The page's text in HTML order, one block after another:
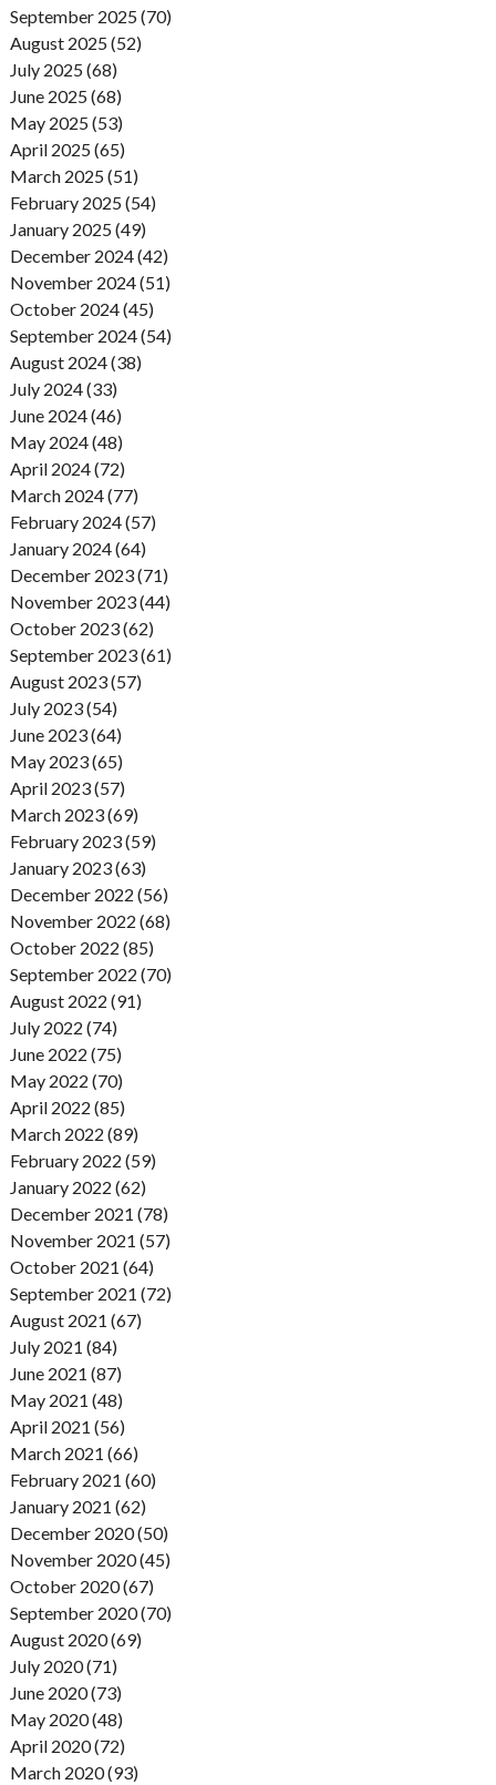
September 2025 (70)
August 2025 (52)
July 2025 (68)
June 2025 (68)
May 2025 (53)
April 2025 (65)
March 2025 (51)
February 2025 (54)
January 2025 (49)
December 2024 (42)
November 2024 (51)
October 2024 (45)
September 2024 (54)
August 2024 (38)
July 2024 (33)
June 2024 (46)
May 2024 (48)
April 2024 (72)
March 2024 (77)
February 2024 (57)
January 2024 (64)
December 2023 (71)
November 2023 (44)
October 2023 (62)
September 2023 (61)
August 2023 (57)
July 2023 (54)
June 2023 (64)
May 2023 (65)
April 2023 (57)
March 2023 (69)
February 2023 (59)
January 2023 (63)
December 2022 (56)
November 2022 (68)
October 2022 (85)
September 2022 (70)
August 2022 (91)
July 2022 (74)
June 2022 (75)
May 2022 (70)
April 2022 (85)
March 2022 (89)
February 2022 (59)
January 2022 (62)
December 2021 (78)
November 2021 (57)
October 2021 (64)
September 2021 (72)
August 2021 (67)
July 2021 (84)
June 2021 (87)
May 2021 (48)
April 2021 (56)
March 2021 (66)
February 2021 (60)
January 2021 (62)
December 2020 (50)
November 2020 (45)
October 2020 (67)
September 2020 (70)
August 2020 (69)
July 2020 (71)
June 2020 (73)
May 2020 (48)
April 2020 (72)
March 2020 (93)